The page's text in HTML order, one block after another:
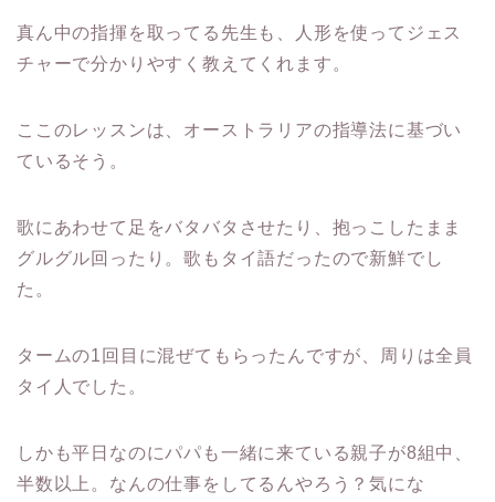
真ん中の指揮を取ってる先生も、人形を使ってジェス
チャーで分かりやすく教えてくれます。
ここのレッスンは、オーストラリアの指導法に基づい
ているそう。
歌にあわせて足をバタバタさせたり、抱っこしたまま
グルグル回ったり。歌もタイ語だったので新鮮でし
た。
タームの1回目に混ぜてもらったんですが、周りは全員
タイ人でした。
しかも平日なのにパパも一緒に来ている親子が8組中、
半数以上。なんの仕事をしてるんやろう？気にな